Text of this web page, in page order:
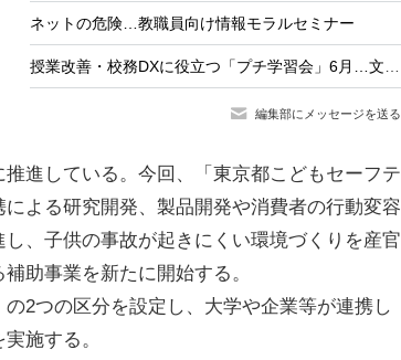
ネットの危険…教職員向け情報モラルセミナー
編集部にメッセージを送る
進している。今回、「東京都こどもセーフテ
よる研究開発、製品開発や消費者の行動変容
、子供の事故が起きにくい環境づくりを産官
助事業を新たに開始する。
2つの区分を設定し、大学や企業等が連携し
施する。